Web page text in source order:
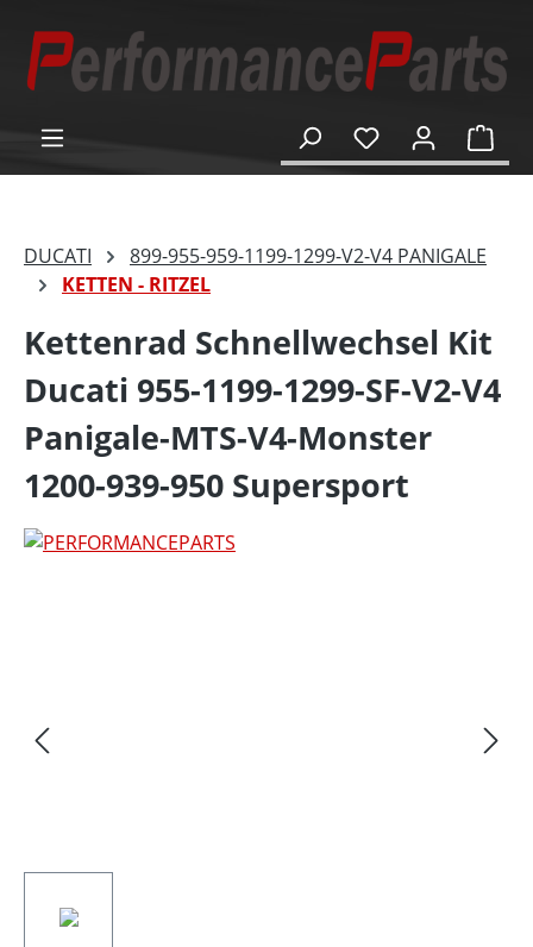
springen
DUCATI
899-955-959-1199-1299-V2-V4 PANIGALE
KETTEN - RITZEL
Kettenrad Schnellwechsel Kit
Ducati 955-1199-1299-SF-V2-V4
Panigale-MTS-V4-Monster
1200-939-950 Supersport